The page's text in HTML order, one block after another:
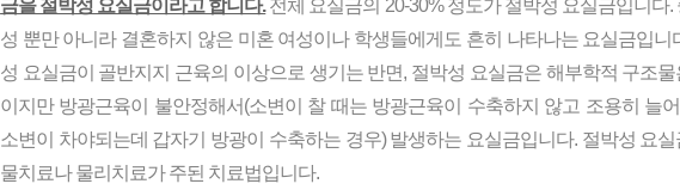
금을 절박성 요실금이라고 합니다.전체 요실금의 20-30% 정도가 절박성 요실금입니다.
성 뿐만 아니라 결혼하지 않은 미혼 여성이나 학생들에게도 흔히 나타나는 요실금입니
성 요실금이 골반지지 근육의 이상으로 생기는 반면, 절박성 요실금은 해부학적 구조
이지만 방광근육이 불안정해서(소변이 찰 때는 방광근육이 수축하지 않고 조용히 늘
소변이 차야되는데 갑자기 방광이 수축하는 경우) 발생하는 요실금입니다. 절박성 요
물치료나 물리치료가 주된 치료법입니다.